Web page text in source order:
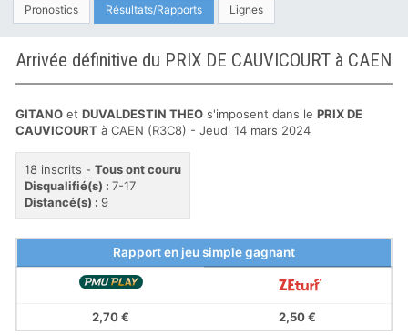
Pronostics Résultats/Rapports Lignes
Arrivée définitive du PRIX DE CAUVICOURT à CAEN
GITANO et DUVALDESTIN THEO s'imposent dans le PRIX DE
CAUVICOURT à CAEN (R3C8) - Jeudi 14 mars 2024
18 inscrits - Tous ont couru
Disqualifié(s) : 7-17
Distancé(s) : 9
Rapport en jeu simple gagnant
2,70 € 2,50 €